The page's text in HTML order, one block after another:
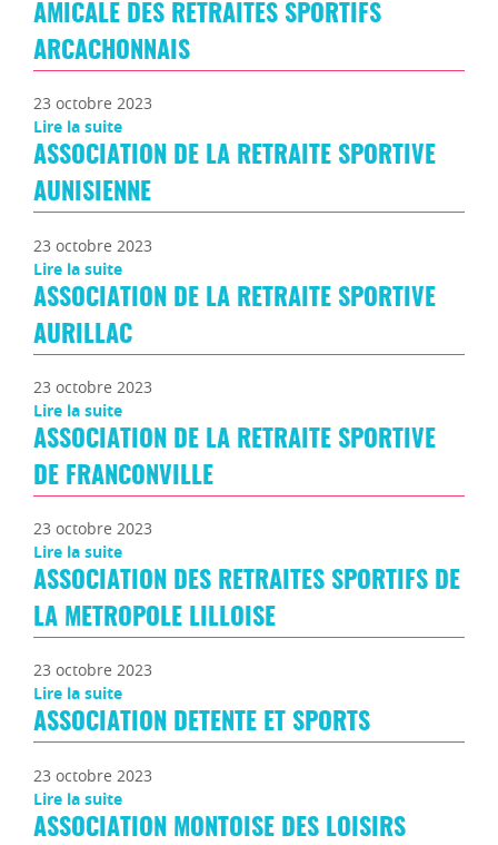
AMICALE DES RETRAITES SPORTIFS
ARCACHONNAIS
23 octobre 2023
Lire la suite
ASSOCIATION DE LA RETRAITE SPORTIVE
AUNISIENNE
23 octobre 2023
Lire la suite
ASSOCIATION DE LA RETRAITE SPORTIVE
AURILLAC
23 octobre 2023
Lire la suite
ASSOCIATION DE LA RETRAITE SPORTIVE
DE FRANCONVILLE
23 octobre 2023
Lire la suite
ASSOCIATION DES RETRAITES SPORTIFS DE
LA METROPOLE LILLOISE
23 octobre 2023
Lire la suite
ASSOCIATION DETENTE ET SPORTS
23 octobre 2023
Lire la suite
ASSOCIATION MONTOISE DES LOISIRS